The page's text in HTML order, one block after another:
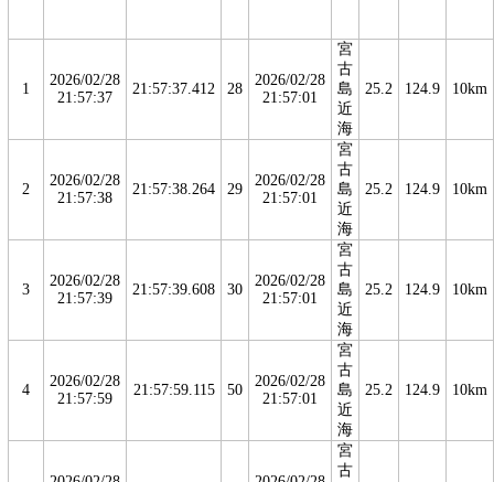
1
2026/02/28
21:57:37
21:57:37.412 28
2026/02/28
21:57:01
宮
古
島
近
海
25.2 124.9 10km
2
2026/02/28
21:57:38
21:57:38.264 29
2026/02/28
21:57:01
宮
古
島
近
海
25.2 124.9 10km
3
2026/02/28
21:57:39
21:57:39.608 30
2026/02/28
21:57:01
宮
古
島
近
海
25.2 124.9 10km
4
2026/02/28
21:57:59
21:57:59.115 50
2026/02/28
21:57:01
宮
古
島
近
海
25.2 124.9 10km
宮
古